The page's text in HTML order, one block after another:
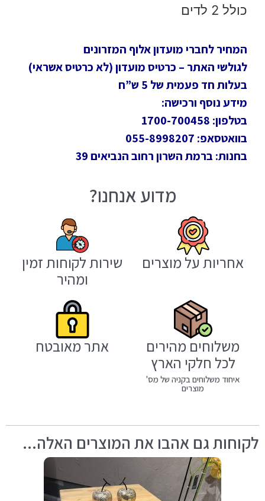
כולל 2 לדים
המחיר לחברי מועדון אלוף המזרונים
לגולשי האתר – כרטיס מועדון (לא כרטיס אשראי)
בעלות חד פעמית של 5 ש”ח
מידע נוסף ורכישה:
בטלפון: 1700-700458
בוואטסאפ: 055-8998207
בחנות: ברמת השרון רחוב הנביאים 39
מדוע אנחנו?
אחריות על מוצרים
שירות לקוחות זמין
ומהיר
משלוחים מהירים
לכל חלקי הארץ
איחוד משלוחים בקניה של מס'
מוצרים
אתר מאובטח
לקוחות גם אהבו את המוצרים האלה...